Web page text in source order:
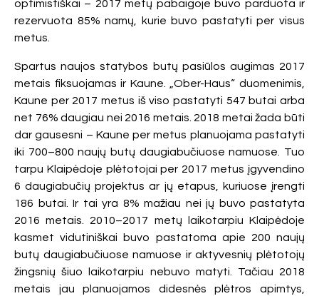
optimistiškai – 2017 metų pabaigoje buvo parduota ir
rezervuota 85% namų, kurie buvo pastatyti per visus
metus.
Spartus naujos statybos butų pasiūlos augimas 2017
metais fiksuojamas ir Kaune. „Ober-Haus“ duomenimis,
Kaune per 2017 metus iš viso pastatyti 547 butai arba
net 76% daugiau nei 2016 metais. 2018 metai žada būti
dar gausesni – Kaune per metus planuojama pastatyti
iki 700–800 naujų butų daugiabučiuose namuose. Tuo
tarpu Klaipėdoje plėtotojai per 2017 metus įgyvendino
6 daugiabučių projektus ar jų etapus, kuriuose įrengti
186 butai. Ir tai yra 8% mažiau nei jų buvo pastatyta
2016 metais. 2010–2017 metų laikotarpiu Klaipėdoje
kasmet vidutiniškai buvo pastatoma apie 200 naujų
butų daugiabučiuose namuose ir aktyvesnių plėtotojų
žingsnių šiuo laikotarpiu nebuvo matyti. Tačiau 2018
metais jau planuojamos didesnės plėtros apimtys,